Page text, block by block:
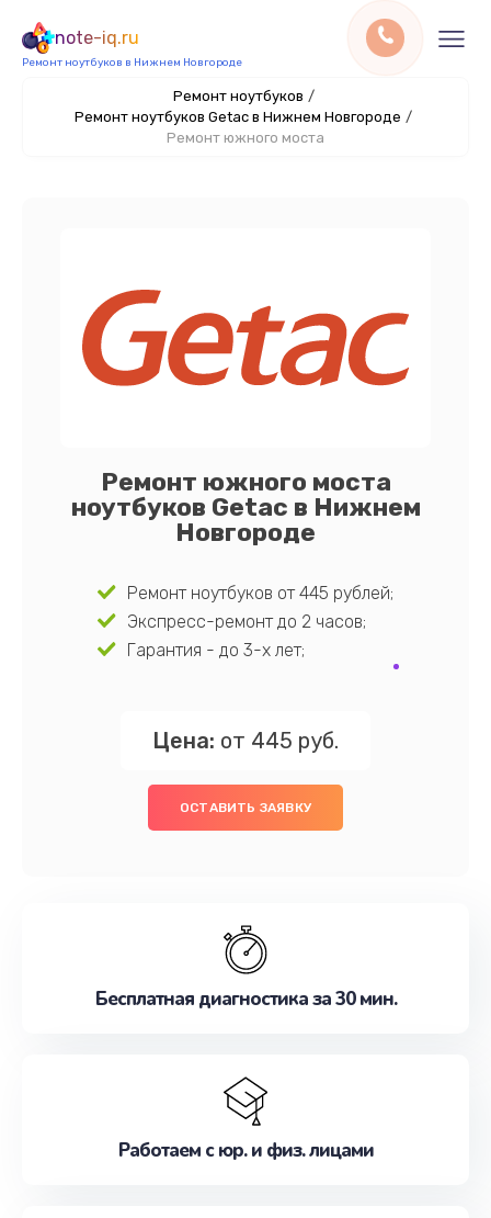
note-iq.ru
Ремонт ноутбуков в Нижнем Новгороде
Ремонт ноутбуков /
Ремонт ноутбуков Getac в Нижнем Новгороде /
Ремонт южного моста
Ремонт южного моста
ноутбуков Getac в Нижнем
Новгороде
Ремонт ноутбуков от 445 рублей;
Экспресс-ремонт до 2 часов;
Гарантия - до 3-х лет;
Цена: от 445 руб.
ОСТАВИТЬ ЗАЯВКУ
Бесплатная диагностика за 30 мин.
Работаем с юр. и физ. лицами